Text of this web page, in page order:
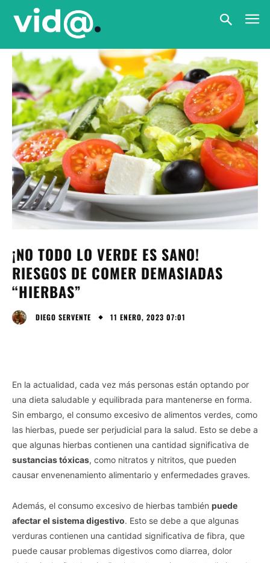
¡NO TODO LO VERDE ES SANO!
RIESGOS DE COMER DEMASIADAS
“HIERBAS”
DIEGO SERVENTE 11 ENERO, 2023 07:01
En la actualidad, cada vez más personas están optando por
una dieta saludable y equilibrada para mantenerse en forma.
Sin embargo, el consumo excesivo de alimentos verdes, como
las hierbas, puede ser perjudicial para la salud. Esto se debe a
que algunas hierbas contienen una cantidad significativa de
sustancias tóxicas, como nitratos y nitritos, que pueden
causar envenenamiento alimentario y enfermedades graves.
Además, el consumo excesivo de hierbas también puede
afectar el sistema digestivo. Esto se debe a que algunas
verduras contienen una cantidad significativa de fibra, que
puede causar problemas digestivos como diarrea, dolor